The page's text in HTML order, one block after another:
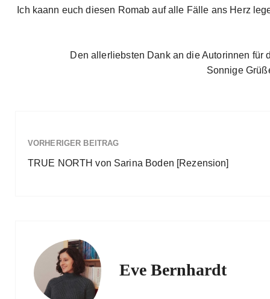
Ich kaann euch diesen Romab auf alle Fälle ans Herz
Den allerliebsten Dank an die Autorinnen
Sonnige
VORHERIGER BEITRAG
TRUE NORTH von Sarina Boden [Rezension]
Eve Bernhardt